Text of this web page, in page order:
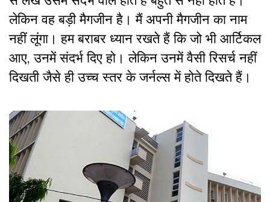
लेकिन वह बड़ी मैगजीन है। मैं अपनी मैगजीन का नाम
नहीं लूंगा। हम बराबर ध्यान रखते हैं कि जो भी आर्टिकल
आए, उनमें संदर्भ दिए हो। लेकिन उनमें वैसी रिसर्च नहीं
दिखती जैसे ही उच्च स्तर के जर्नल्स में होते दिखते हैं।